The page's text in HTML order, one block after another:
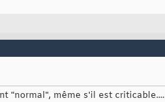
"normal", même s'il est criticable....